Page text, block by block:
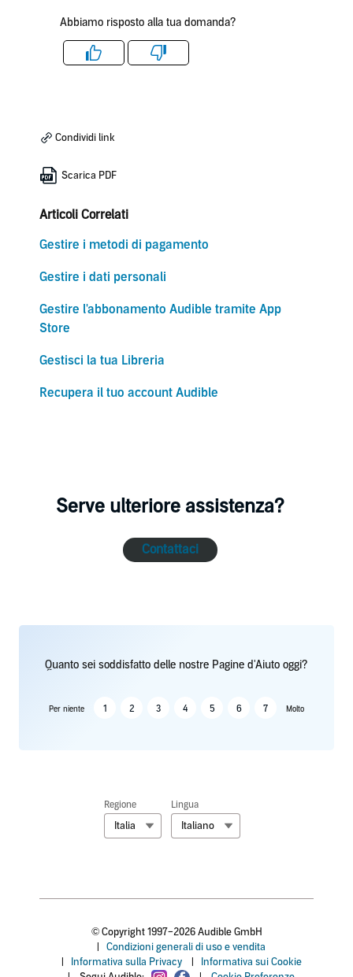
Abbiamo risposto alla tua domanda?
Like Dislike
Condividi link
Scarica PDF
Articoli Correlati
Gestire i metodi di pagamento
Gestire i dati personali
Gestire l'abbonamento Audible tramite App
Store
Gestisci la tua Libreria
Recupera il tuo account Audible
Serve ulteriore assistenza?
Contattaci
Quanto sei soddisfatto delle nostre Pagine d'Aiuto oggi?
Per niente 1 2 3 4 5 6 7 Molto
Regione
Italia
Lingua
Italiano
© Copyright 1997–2026 Audible GmbH
Condizioni generali di uso e vendita
Informativa sulla Privacy|
Informativa sui Cookie